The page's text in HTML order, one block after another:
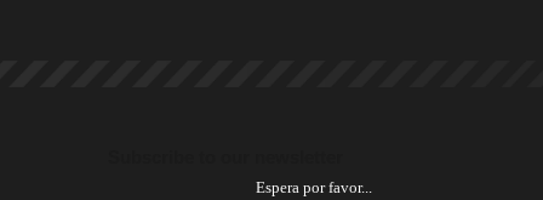
Espera por favor...